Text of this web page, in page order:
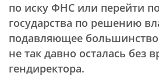
по иску ФНС или перейти
государства по решению
подавляющее большинство
не так давно осталась без
гендиректора.